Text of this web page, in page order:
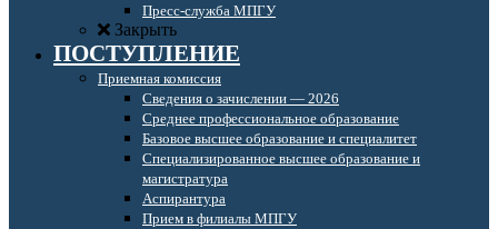
Пресс-служба МПГУ
Закрыть
ПОСТУПЛЕНИЕ
Приемная комиссия
Сведения о зачислении — 2026
Среднее профессиональное образование
Базовое высшее образование и специалитет
Специализированное высшее образование и
магистратура
Аспирантура
Прием в филиалы МПГУ